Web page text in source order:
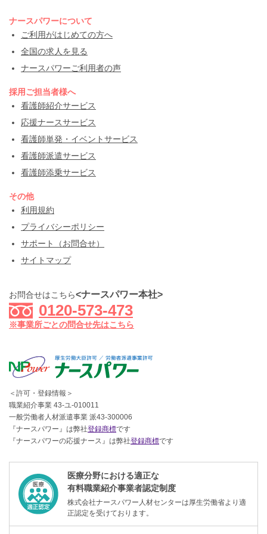
ナースパワーについて
ご利用がはじめての方へ
全国の求人を見る
ナースパワーご利用者の声
採用ご担当者様へ
看護師紹介サービス
応援ナースサービス
看護師単発・イベントサービス
看護師派遣サービス
看護師添乗サービス
その他
利用規約
プライバシーポリシー
サポート（お問合せ）
サイトマップ
お問合せはこちら<ナースパワー本社>
0120-573-473
※事業所ごとの問合せ先はこちら
＜許可・登録情報＞
職業紹介事業 43-ユ-010011
一般労働者人材派遣事業 派43-300006
『ナースパワー』は弊社登録商標です
『ナースパワーの応援ナース』は弊社登録商標です
医療分野における適正な
有料職業紹介事業者認定制度
株式会社ナースパワー人材センターは厚生労働省より適
正認定を受けております。